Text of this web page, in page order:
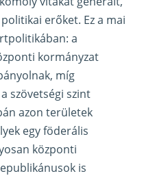
erőket. Ez a mai
a
kormányzat
míg
szövetségi szint
azon területek
egy föderális
központi
is